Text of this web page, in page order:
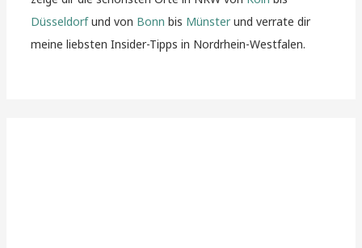
Düsseldorfund von Bonn bis Münsterund verrate dir
meine liebsten Insider-Tipps in Nordrhein-Westfalen.